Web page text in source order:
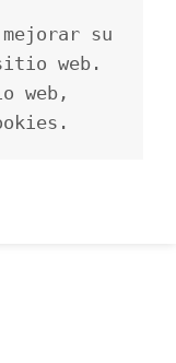
su
web.
web,